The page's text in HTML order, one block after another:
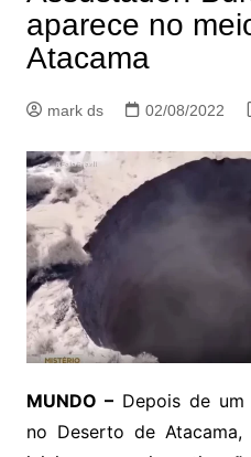
aparece no
Atacama
mark ds 02/08/2022
MUNDO – Depois de
no Deserto de